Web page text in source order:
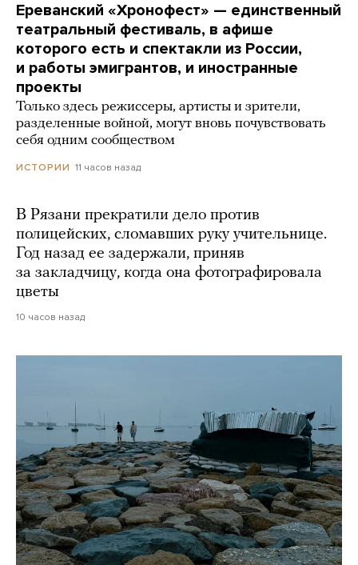
Ереванский «Хронофест» — единственный
театральный фестиваль, в афише
которого есть и спектакли из России,
и работы эмигрантов, и иностранные
проекты
Только здесь режиссеры, артисты и зрители,
разделенные войной, могут вновь почувствовать
себя одним сообществом
ИСТОРИИ 11 часов назад
В Рязани прекратили дело против
полицейских, сломавших руку учительнице.
Год назад ее задержали, приняв
за закладчицу, когда она фотографировала
цветы
10 часов назад